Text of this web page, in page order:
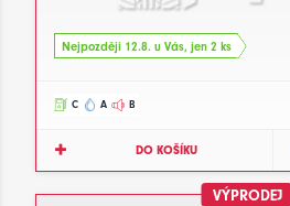
Nejpozději 12.8. u Vás, jen 2 ks
C A B
DO KOŠÍKU
VÝPRODEJ